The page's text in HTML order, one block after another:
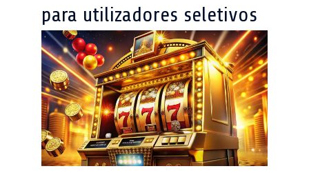
para utilizadores seletivos